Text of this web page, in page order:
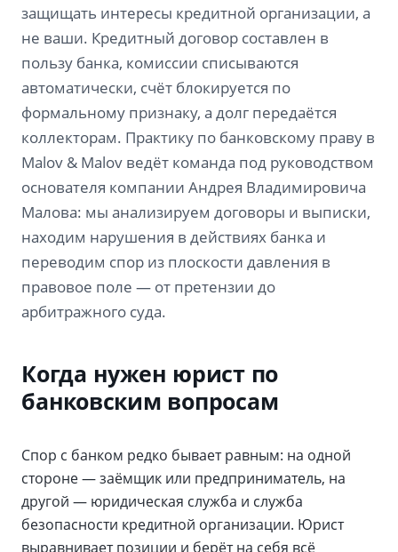
защищать интересы кредитной организации, а
не ваши. Кредитный договор составлен в
пользу банка, комиссии списываются
автоматически, счёт блокируется по
формальному признаку, а долг передаётся
коллекторам. Практику по банковскому праву в
Malov & Malov ведёт команда под руководством
основателя компании Андрея Владимировича
Малова: мы анализируем договоры и выписки,
находим нарушения в действиях банка и
переводим спор из плоскости давления в
правовое поле — от претензии до
арбитражного суда.
Когда нужен юрист по
банковским вопросам
Спор с банком редко бывает равным: на одной
стороне — заёмщик или предприниматель, на
другой — юридическая служба и служба
безопасности кредитной организации. Юрист
выравнивает позиции и берёт на себя всё